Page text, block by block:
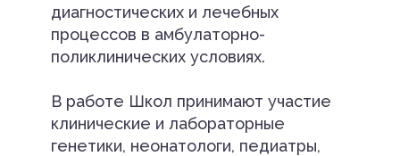
диагностических и лечебных
процессов в амбулаторно-
поликлинических условиях.
В работе Школ принимают участие
клинические и лабораторные
генетики, неонатологи, педиатры,